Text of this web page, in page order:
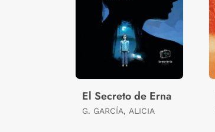
El Secreto de Erna
G. GARCÍA, ALICIA